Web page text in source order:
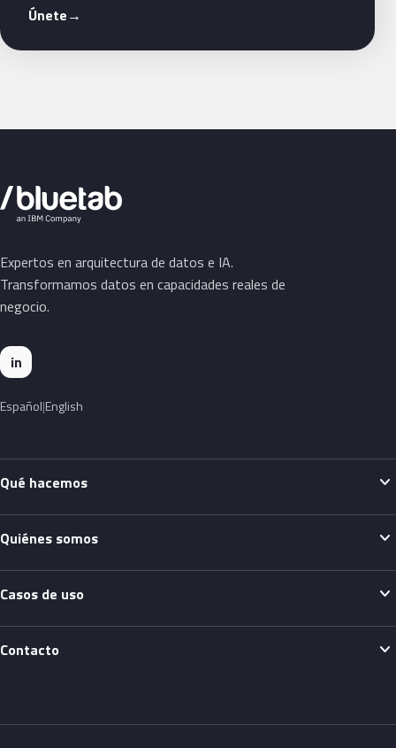
Únete→
Expertos en arquitectura de datos e IA.
Transformamos datos en capacidades reales de
negocio.
in
Español English
Qué hacemos expand_more
Quiénes somos expand_more
Casos de uso expand_more
Contacto expand_more